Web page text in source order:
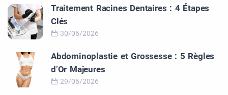
Traitement Racines Dentaires : 4 Étapes
Clés
30/06/2026
Abdominoplastie et Grossesse : 5 Règles
d’Or Majeures
29/06/2026